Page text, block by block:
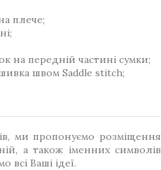
плече;
на передній частині сумки;
швом Saddle stitch;
ми пропонуємо розміщення
а також іменних символів
всі Ваші ідеї.